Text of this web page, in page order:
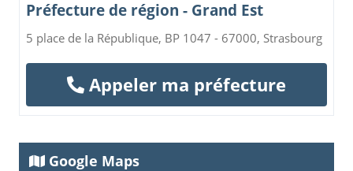
Préfecture de région - Grand Est
5 place de la République, BP 1047 - 67000, Strasbourg
Appeler ma préfecture
Google Maps